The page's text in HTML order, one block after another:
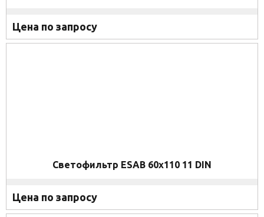
Цена по запросу
Светофильтр ESAB 60x110 11 DIN
Цена по запросу